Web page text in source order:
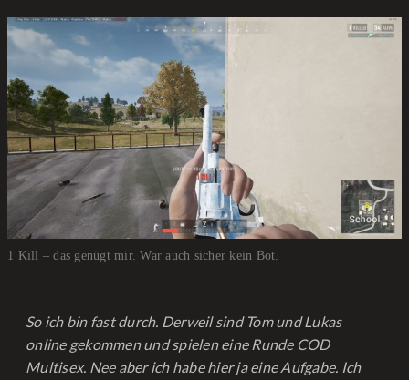
1 Kill – das genügt mir. War auch sicher kein Bot.
So ich bin fast durch. Derweil sind Tom und Lukas
online gekommen und spielen eine Runde COD
Multisex. Nee aber ich habe hier ja eine Aufgabe. Ich